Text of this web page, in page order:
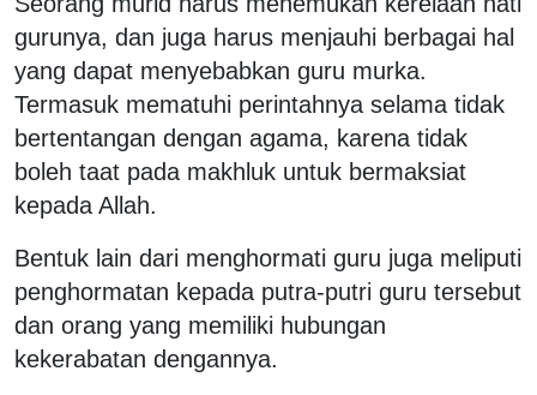
gurunya, dan juga harus menjauhi berbagai hal
yang dapat menyebabkan guru murka.
Termasuk mematuhi perintahnya selama tidak
bertentangan dengan agama, karena tidak
boleh taat pada makhluk untuk bermaksiat
kepada Allah.
Bentuk lain dari menghormati guru juga meliputi
penghormatan kepada putra-putri guru tersebut
dan orang yang memiliki hubungan
kekerabatan dengannya.